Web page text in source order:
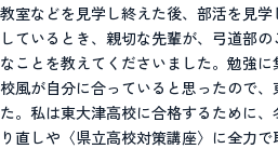
教室などを見学し終えた後、部活を見
しているとき、親切な先輩が、弓道部
なことを教えてくださいました。勉強に
校風が自分に合っていると思ったので
た。私は東大津高校に合格するために
り直しや〈県立高校対策講座〉に全力